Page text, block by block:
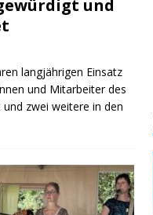
und
langjährigen Einsatz
und Mitarbeiter des
zwei weitere in den